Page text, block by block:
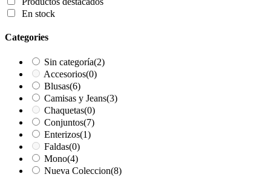
En stock
Categories
Sin categoría(2)
Accesorios(0)
Blusas(6)
Camisas y Jeans(3)
Chaquetas(0)
Conjuntos(7)
Enterizos(1)
Faldas(0)
Mono(4)
Nueva Coleccion(8)